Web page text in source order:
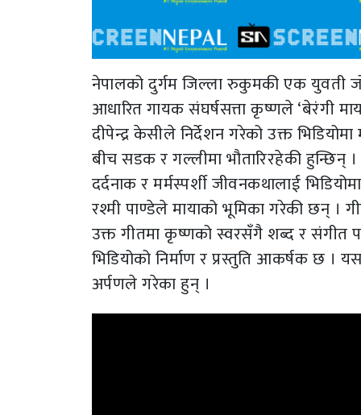
नेपालको दुर्गम जिल्ला रुकुमकी एक युवती जो
आधारित गायक संघर्षसत्ता कृष्णले ‘बेरंगी
दीपेन्द्र केसीले निर्देशन गरेको उक्त
बीच सडक र गल्लीमा भौतारिरहेकी हुन्छिन्
दर्दनाक र मर्मस्पर्शी जीवनकथालाई
रश्मी पाण्डेले मायाको भूमिका गरेकी छन् ।
उक्त गीतमा कृष्णको स्वरसँगै शब्द र संगीत
भिडियोको निर्माण र प्रस्तुति आकर्षक छ ।
अर्पणले गरेका हुन् ।